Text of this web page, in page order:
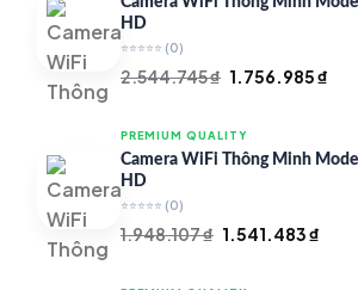
HD
⭐⭐⭐⭐⭐ (0)
2.544.745₫ Giá
là:
2.544.745 ₫.
1.756.985₫
là:
PREMIUM QUALITY
Camera WiFi Thông Minh
HD
⭐⭐⭐⭐⭐ (0)
1.948.107₫ Giá
1.541.483₫